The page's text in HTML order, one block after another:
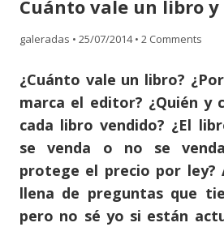
Cuánto vale un libro y
galeradas • 25/07/2014 • 2 Comments
¿Cuánto vale un libro?
marca el editor? ¿Quién y
cada libro vendido? ¿El
se venda o no se
protege el precio por ley?
llena de preguntas que
pero no sé yo si están